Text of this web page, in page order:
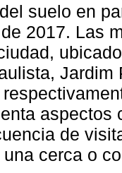
suelo en
2017. Las
aspectos
de
cerca o